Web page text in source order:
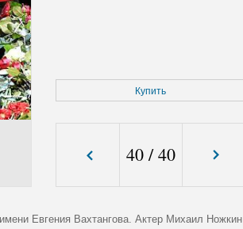
Купить
40/40
Евгения Вахтангова. Актер Михаил Ножкин